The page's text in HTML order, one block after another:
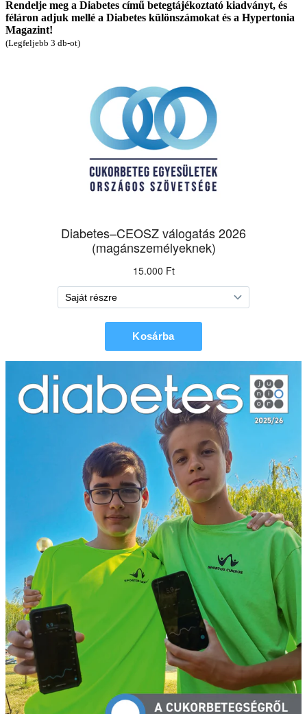
Rendelje meg a Diabetes című betegtájékoztató kiadványt, és
féláron adjuk mellé a Diabetes különszámokat és a Hypertonia
Magazint!
(Legfeljebb 3 db-ot)